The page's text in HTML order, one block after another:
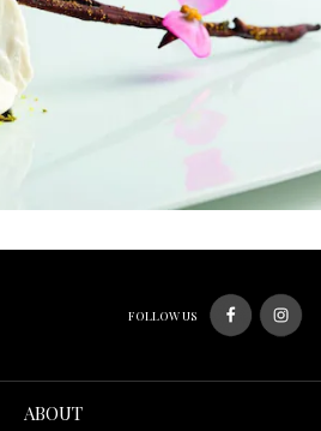
FOLLOW US
ABOUT